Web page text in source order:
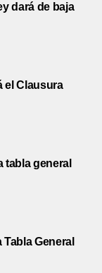
dará de baja
el Clausura
tabla general
General